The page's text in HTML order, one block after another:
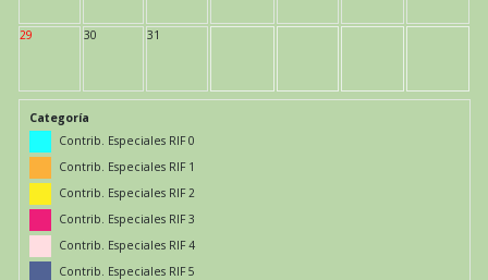
29 30 31
Categoría
Contrib. Especiales RIF 0
Contrib. Especiales RIF 1
Contrib. Especiales RIF 2
Contrib. Especiales RIF 3
Contrib. Especiales RIF 4
Contrib. Especiales RIF 5